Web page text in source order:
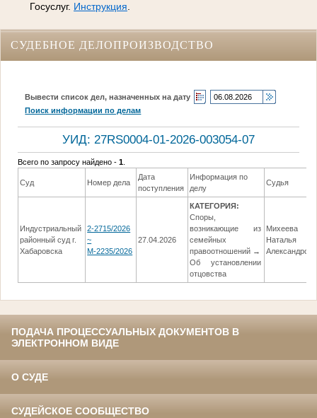
Госуслуг. Инструкция
СУДЕБНОЕ ДЕЛОПРОИЗВОДСТВО
Вывести список дел, назначенных на дату
Поиск информации по делам
УИД: 27RS0004-01-2026-003054-07
Всего по запросу найдено -1
Суд Номер дела
Дата
поступления
Информация по
делу
Судья
Индустриальный
районный суд г.
Хабаровска
2-2715/2026
~
М-2235/2026
27.04.2026
КАТЕГОРИЯ:
Споры,
возникающие из
семейных
правоотношений →
Об установлении
отцовства
Михеева
Наталья
ПОДАЧА ПРОЦЕССУАЛЬНЫХ ДОКУМЕНТОВ В
ЭЛЕКТРОННОМ ВИДЕ
О СУДЕ
СУДЕЙСКОЕ СООБЩЕСТВО